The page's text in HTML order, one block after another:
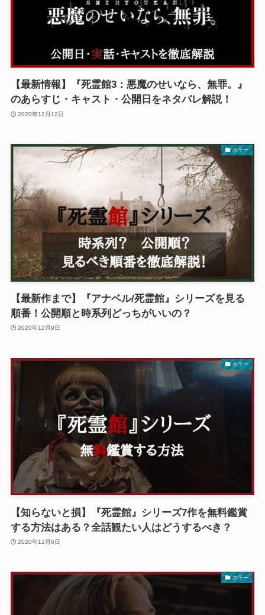
【最新情報】『死霊館3：悪魔のせいなら、無罪。』
のあらすじ・キャスト・公開日をネタバレ解説！
2020年12月12日
ホラー
【最新作まで】『アナベル/死霊館』シリーズを見る
順番！公開順と時系列どっちがいいの？
2020年12月9日
ホラー
【知らないと損】『死霊館』シリーズ7作を無料鑑賞
する方法はある？全話観たい人はどうするべき？
2020年12月6日
ホラー